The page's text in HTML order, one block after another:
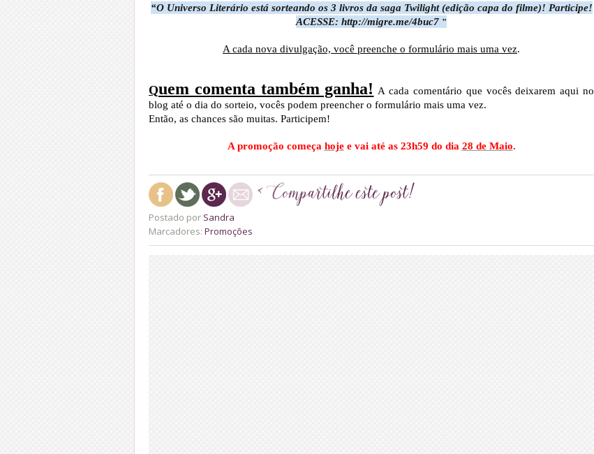
“O Universo Literário está sorteando os 3 livros da saga Twilight (edição capa do filme)! Participe!
ACESSE: http://migre.me/4buc7 "
A cada nova divulgação, você preenche o formulário mais uma vez.
Quem comenta também ganha! A cada comentário que vocês deixarem aqui no
blog até o dia do sorteio, vocês podem preencher o formulário mais uma vez.
Então, as chances são muitas. Participem!
A promoção começa hoje e vai até as 23h59 do dia 28 de Maio.
Postado por Sandra
Marcadores: Promoções